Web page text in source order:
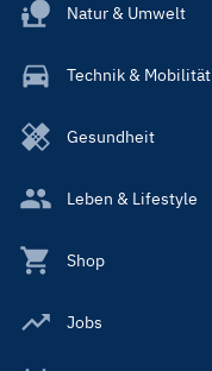
Natur & Umwelt
Technik & Mobilität
Gesundheit
Leben & Lifestyle
Shop
Jobs